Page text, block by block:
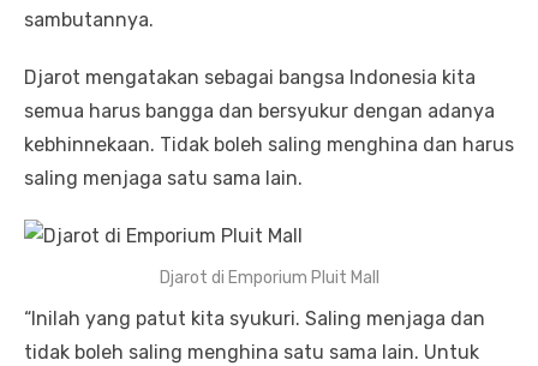
sambutannya.
Djarot mengatakan sebagai bangsa Indonesia kita
semua harus bangga dan bersyukur dengan adanya
kebhinnekaan. Tidak boleh saling menghina dan harus
saling menjaga satu sama lain.
Djarot di Emporium Pluit Mall
“Inilah yang patut kita syukuri. Saling menjaga dan
tidak boleh saling menghina satu sama lain. Untuk